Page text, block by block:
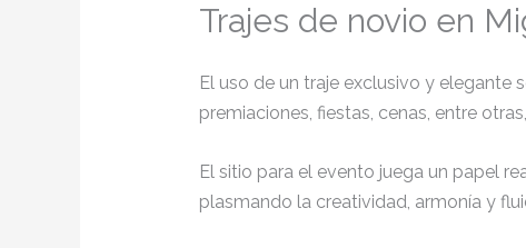
Trajes de novio en
El uso de un traje exclusivo y elegante
premiaciones, fiestas, cenas, entre
El sitio para el evento juega un papel
plasmando la creatividad, armonía y